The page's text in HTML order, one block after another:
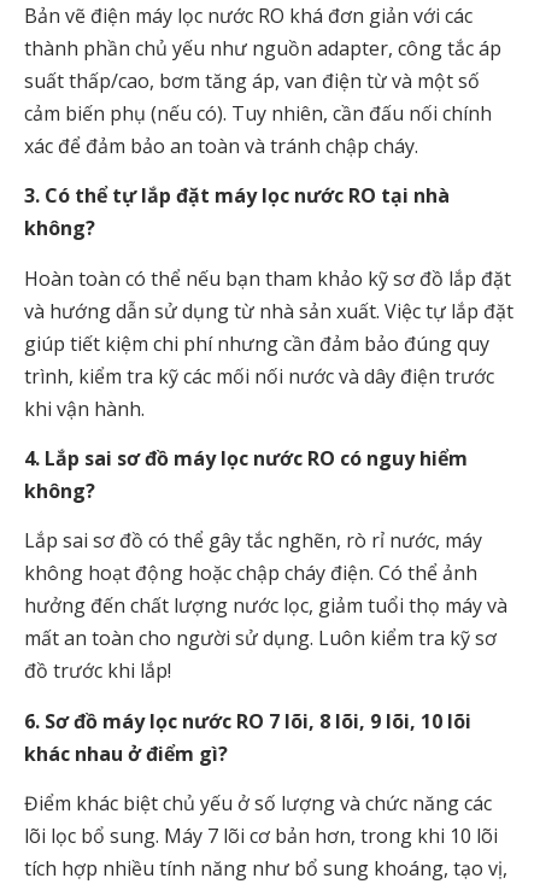
Bản vẽ điện máy lọc nước RO khá đơn giản với các
thành phần chủ yếu như nguồn adapter, công tắc áp
suất thấp/cao, bơm tăng áp, van điện từ và một số
cảm biến phụ (nếu có). Tuy nhiên, cần đấu nối chính
xác để đảm bảo an toàn và tránh chập cháy.
3. Có thể tự lắp đặt máy lọc nước RO tại nhà
không?
Hoàn toàn có thể nếu bạn tham khảo kỹ sơ đồ lắp đặt
và hướng dẫn sử dụng từ nhà sản xuất. Việc tự lắp đặt
giúp tiết kiệm chi phí nhưng cần đảm bảo đúng quy
trình, kiểm tra kỹ các mối nối nước và dây điện trước
khi vận hành.
4. Lắp sai sơ đồ máy lọc nước RO có nguy hiểm
không?
Lắp sai sơ đồ có thể gây tắc nghẽn, rò rỉ nước, máy
không hoạt động hoặc chập cháy điện. Có thể ảnh
hưởng đến chất lượng nước lọc, giảm tuổi thọ máy và
mất an toàn cho người sử dụng. Luôn kiểm tra kỹ sơ
đồ trước khi lắp!
6. Sơ đồ máy lọc nước RO 7 lõi, 8 lõi, 9 lõi, 10 lõi
khác nhau ở điểm gì?
Điểm khác biệt chủ yếu ở số lượng và chức năng các
lõi lọc bổ sung. Máy 7 lõi cơ bản hơn, trong khi 10 lõi
tích hợp nhiều tính năng như bổ sung khoáng, tạo vị,